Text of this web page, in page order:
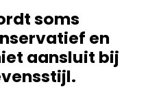
soms
en
aansluit bij